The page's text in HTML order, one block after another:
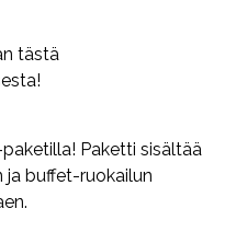
tästä
Paketti sisältää
ja buffet-ruokailun